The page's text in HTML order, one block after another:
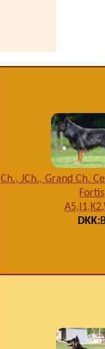
Ch., JCh., Grand Ch.
Fortis
DKK:B